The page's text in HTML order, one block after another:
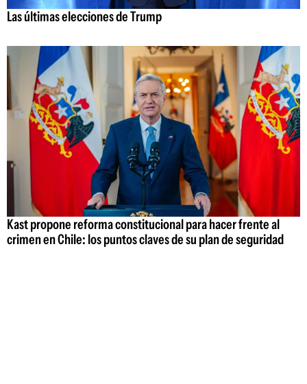
Las últimas elecciones de Trump
Kast propone reforma constitucional para hacer frente al
crimen en Chile: los puntos claves de su plan de seguridad